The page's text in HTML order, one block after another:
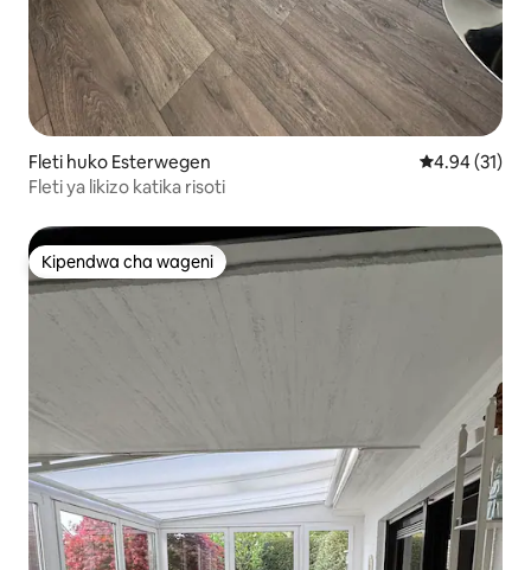
Fleti huko Esterwegen Ukadiriaji wa
4.94 (31)
Fleti ya likizo katika risoti
Kipendwa cha wageni
Kipendwa cha wageni